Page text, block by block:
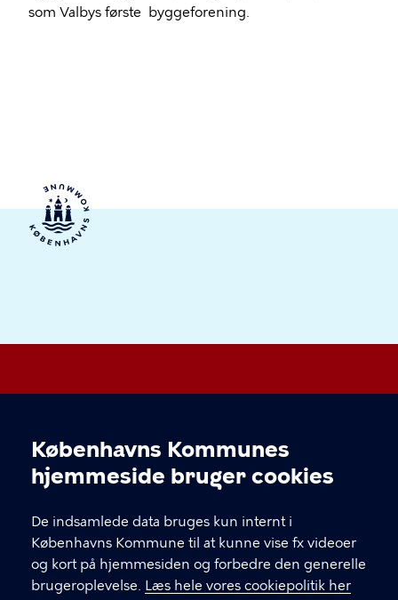
Cookieindstillinger
Københavns Kommunes
hjemmeside bruger cookies
De indsamlede data bruges kun internt i
Københavns Kommune til at kunne vise fx videoer
og kort på hjemmesiden og forbedre den generelle
brugeroplevelse. Læs hele vores cookiepolitik her
som Valbys første byggeforening.
KONTAKT
Valgårdsvej 4-8 2500 Valby
valbylokaludvalg@okf.kk.dk